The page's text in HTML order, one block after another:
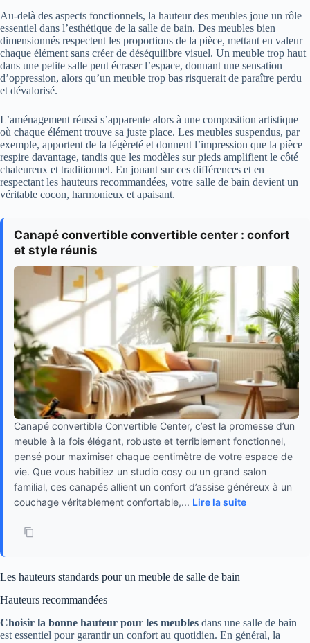
Au-delà des aspects fonctionnels, la hauteur des meubles joue un rôle
essentiel dans l’esthétique de la salle de bain. Des meubles bien
dimensionnés respectent les proportions de la pièce, mettant en valeur
chaque élément sans créer de déséquilibre visuel. Un meuble trop haut
dans une petite salle peut écraser l’espace, donnant une sensation
d’oppression, alors qu’un meuble trop bas risquerait de paraître perdu
et dévalorisé.
L’aménagement réussi s’apparente alors à une composition artistique
où chaque élément trouve sa juste place. Les meubles suspendus, par
exemple, apportent de la légèreté et donnent l’impression que la pièce
respire davantage, tandis que les modèles sur pieds amplifient le côté
chaleureux et traditionnel. En jouant sur ces différences et en
respectant les hauteurs recommandées, votre salle de bain devient un
véritable cocon, harmonieux et apaisant.
Canapé convertible convertible center : confort
et style réunis
Canapé convertible Convertible Center, c’est la promesse d’un
meuble à la fois élégant, robuste et terriblement fonctionnel,
pensé pour maximiser chaque centimètre de votre espace de
vie. Que vous habitiez un studio cosy ou un grand salon
familial, ces canapés allient un confort d’assise généreux à un
couchage véritablement confortable,... Lire la suite
Les hauteurs standards pour un meuble de salle de bain
Hauteurs recommandées
Choisir la bonne hauteur pour les meubles dans une salle de bain
est essentiel pour garantir un confort au quotidien. En général, la